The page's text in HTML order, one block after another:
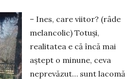
– Ines, care viitor? (râde
melancolic) Totuși,
realitatea e că încă mai
aştept o minune, ceva
neprevăzut… sunt lacomă